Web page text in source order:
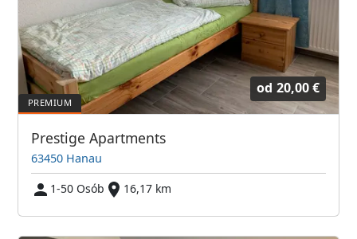
od 20,00 €
Prestige Apartments
63450 Hanau
1-50 Osób
16,17 km